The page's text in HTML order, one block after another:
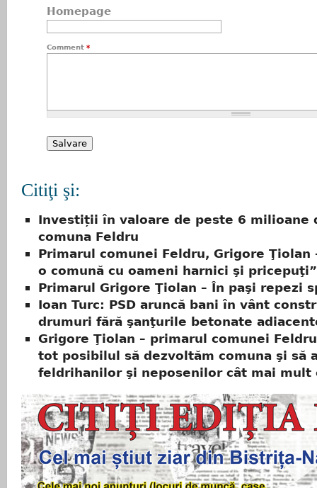
Homepage
Comment *
Citiţi şi:
Investiții în valoare de peste 6 milioane
comuna Feldru
Primarul comunei Feldru, Grigore Ţiolan
o comună cu oameni harnici şi pricepuţi”
Primarul Grigore Ţiolan – În paşi repezi
Ioan Turc: PSD aruncă bani în vânt
drumuri fără şanţurile betonate
Grigore Ţiolan – primarul comunei
tot posibilul să dezvoltăm comuna şi să
feldrihanilor şi neposenilor cât mai mult